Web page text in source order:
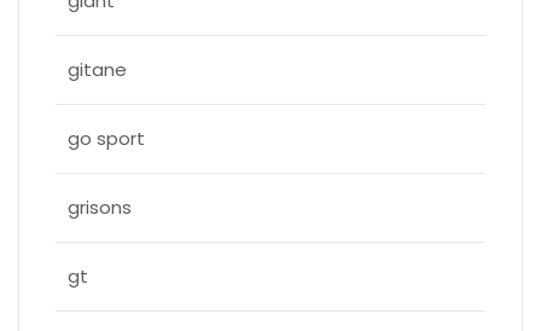
gitane
go sport
grisons
gt